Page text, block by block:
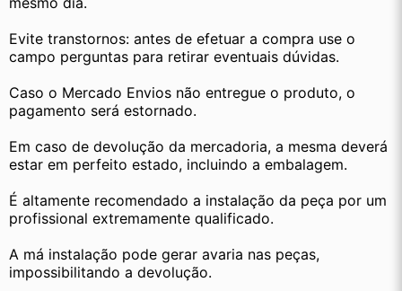
Evite transtornos: antes de efetuar a compra use o
campo perguntas para retirar eventuais dúvidas.
Caso o Mercado Envios não entregue o produto, o
pagamento será estornado.
Em caso de devolução da mercadoria, a mesma deverá
estar em perfeito estado, incluindo a embalagem.
É altamente recomendado a instalação da peça por um
profissional extremamente qualificado.
A má instalação pode gerar avaria nas peças,
impossibilitando a devolução.